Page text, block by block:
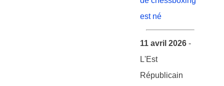
est né
11 avril 2026 -
L'Est
Républicain